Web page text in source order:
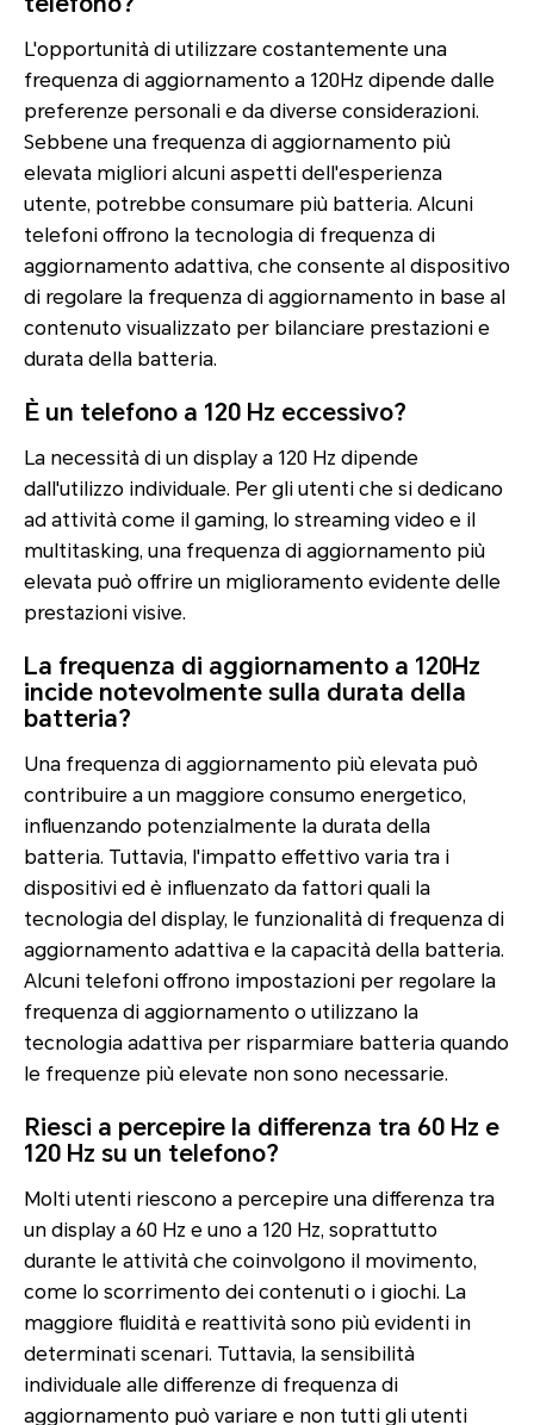
L'opportunità di utilizzare costantemente una
frequenza di aggiornamento a 120Hz dipende dalle
preferenze personali e da diverse considerazioni.
Sebbene una frequenza di aggiornamento più
elevata migliori alcuni aspetti dell'esperienza
utente, potrebbe consumare più batteria. Alcuni
telefoni offrono la tecnologia di frequenza di
aggiornamento adattiva, che consente al dispositivo
di regolare la frequenza di aggiornamento in base al
contenuto visualizzato per bilanciare prestazioni e
durata della batteria.
È un telefono a 120 Hz eccessivo?
La necessità di un display a 120 Hz dipende
dall'utilizzo individuale. Per gli utenti che si dedicano
ad attività come il gaming, lo streaming video e il
multitasking, una frequenza di aggiornamento più
elevata può offrire un miglioramento evidente delle
prestazioni visive.
La frequenza di aggiornamento a 120Hz
incide notevolmente sulla durata della
batteria?
Una frequenza di aggiornamento più elevata può
contribuire a un maggiore consumo energetico,
influenzando potenzialmente la durata della
batteria. Tuttavia, l'impatto effettivo varia tra i
dispositivi ed è influenzato da fattori quali la
tecnologia del display, le funzionalità di frequenza di
aggiornamento adattiva e la capacità della batteria.
Alcuni telefoni offrono impostazioni per regolare la
frequenza di aggiornamento o utilizzano la
tecnologia adattiva per risparmiare batteria quando
le frequenze più elevate non sono necessarie.
Riesci a percepire la differenza tra 60 Hz e
120 Hz su un telefono?
Molti utenti riescono a percepire una differenza tra
un display a 60 Hz e uno a 120 Hz, soprattutto
durante le attività che coinvolgono il movimento,
come lo scorrimento dei contenuti o i giochi. La
maggiore fluidità e reattività sono più evidenti in
determinati scenari. Tuttavia, la sensibilità
individuale alle differenze di frequenza di
aggiornamento può variare e non tutti gli utenti